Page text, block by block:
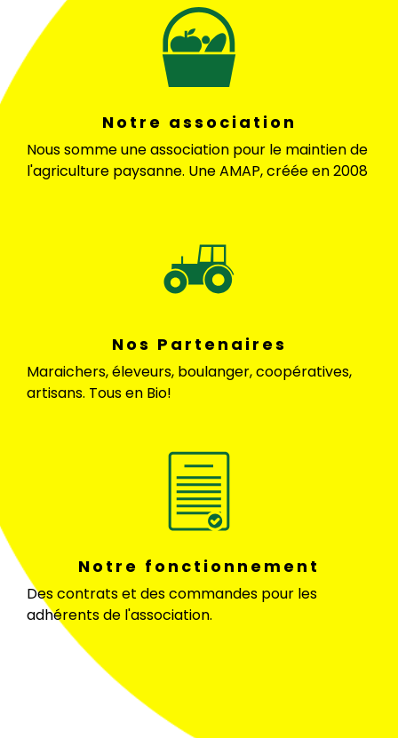
Notre association
Nous somme une association pour le maintien de
l'agriculture paysanne. Une AMAP, créée en 2008
Nos Partenaires
Maraichers, éleveurs, boulanger, coopératives,
artisans. Tous en Bio!
Notre fonctionnement
Des contrats et des commandes pour les
adhérents de l'association.